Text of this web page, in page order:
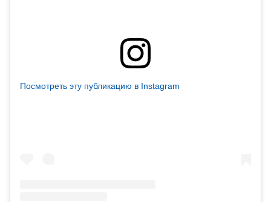
Посмотреть эту публикацию в Instagram